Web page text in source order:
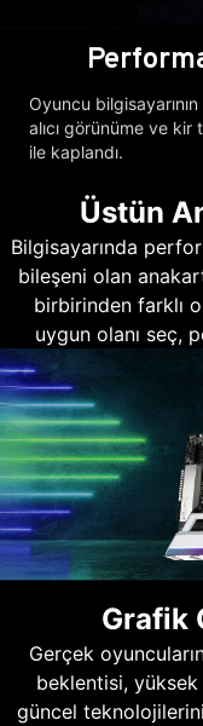
Oyuncu
alıcı görünüme ve kir
ile kaplandı.
Üstün
Bilgisayarında
bileşeni olan
birbirinden farklı
uygun olanı seç,
Grafik
Gerçek
beklentisi, yüksek
güncel